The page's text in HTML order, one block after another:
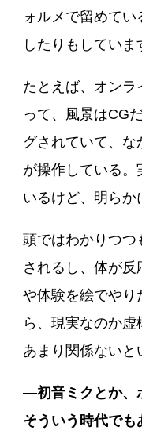
ォルメで留めて
したりもしていま
たとえば、オンラ
って、風景はCG
グされていて、
が操作している。
いるけど、明らか
頭ではわかりつつ
されるし、体が
や体験を絵でやり
ら、現実なのか
あまり関係ないと
―初音ミクとか、
そういう時代でも